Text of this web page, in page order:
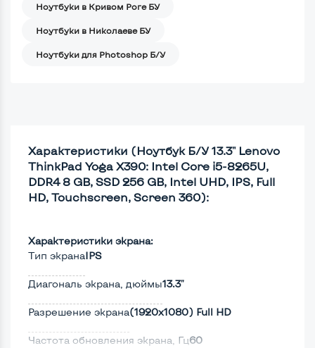
Ноутбуки в Кривом Роге БУ
Ноутбуки в Николаеве БУ
Ноутбуки для Photoshop Б/У
Характеристики (Ноутбук Б/У 13.3" Lenovo
ThinkPad Yoga X390: Intel Core i5-8265U,
DDR4 8 GB, SSD 256 GB, Intel UHD, IPS, Full
HD, Touchscreen, Screen 360):
Характеристики экрана:
Тип экранаIPS
Диагональ экрана, дюймы13.3"
Разрешение экрана(1920х1080) Full HD
Частота обновления экрана, Гц60